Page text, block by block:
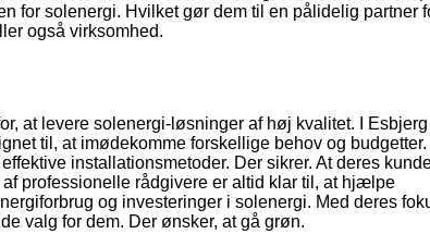
for solenergi. Hvilket gør dem til en pålidelig partner
også virksomhed.
at levere solenergi-løsninger af høj kvalitet. I Esbjerg
til, at imødekomme forskellige behov og budgetter.
installationsmetoder. Der sikrer. At deres
professionelle rådgivere er altid klar til, at hjælpe
og investeringer i solenergi. Med deres
valg for dem. Der ønsker, at gå grøn.